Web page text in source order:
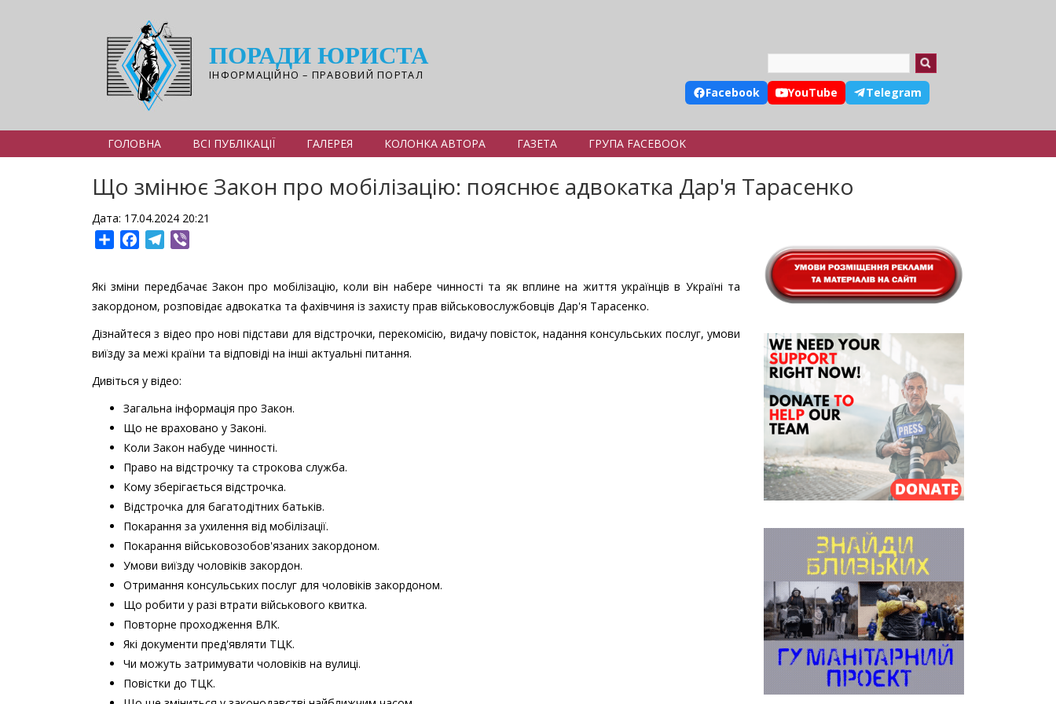
ПОРАДИ ЮРИСТА
ІНФОРМАЦІЙНО – ПРАВОВИЙ ПОРТАЛ
Facebook YouTube Telegram
ГОЛОВНА ВСІ ПУБЛІКАЦІЇ ГАЛЕРЕЯ КОЛОНКА АВТОРА ГАЗЕТА ГРУПА FACEBOOK
Що змінює Закон про мобілізацію: пояснює адвокатка Дар'я Тарасенко
Дата: 17.04.2024 20:21
ShareFacebookTelegram
Які зміни передбачає Закон про мобілізацію, коли він набере чинності та як вплине на життя українців в Україні та
закордоном, розповідає адвокатка та фахівчиня із захисту прав військовослужбовців Дар'я Тарасенко.
Дізнайтеся з відео про нові підстави для відстрочки, перекомісію, видачу повісток, надання консульських послуг, умови
виїзду за межі країни та відповіді на інші актуальні питання.
Дивіться у відео:
Загальна інформація про Закон.
Що не враховано у Законі.
Коли Закон набуде чинності.
Право на відстрочку та строкова служба.
Кому зберігається відстрочка.
Відстрочка для багатодітних батьків.
Покарання за ухилення від мобілізації.
Покарання військовозобов'язаних закордоном.
Умови виїзду чоловіків закордон.
Отримання консульських послуг для чоловіків закордоном.
Що робити у разі втрати військового квитка.
Повторне проходження ВЛК.
Які документи пред'являти ТЦК.
Чи можуть затримувати чоловіків на вулиці.
Повістки до ТЦК.